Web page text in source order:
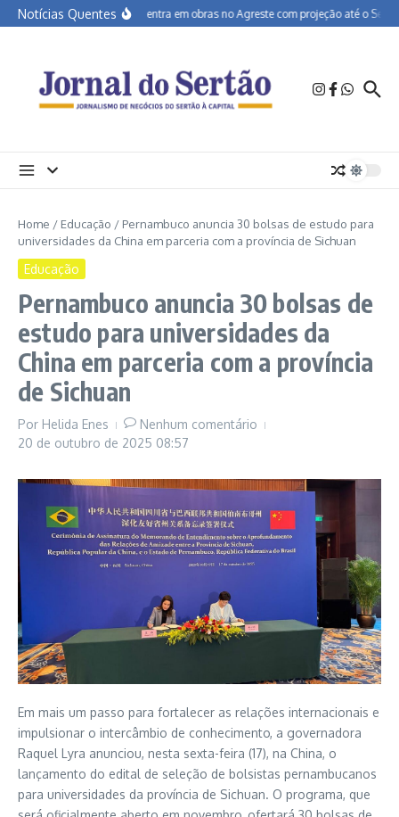
Ir para o conteúdo
Notícias QuentesBR-232 entra em obras no Agreste com projeção até o Sertão
Home / Educação / Pernambuco anuncia 30 bolsas de estudo para
universidades da China em parceria com a província de Sichuan
Educação
Pernambuco anuncia 30 bolsas de
estudo para universidades da
China em parceria com a província
de Sichuan
Por Helida Enes
Nenhum comentário
20 de outubro de 2025 08:57
Em mais um passo para fortalecer as relações internacionais e
impulsionar o intercâmbio de conhecimento, a governadora
Raquel Lyra anunciou, nesta sexta-feira (17), na China, o
lançamento do edital de seleção de bolsistas pernambucanos
para universidades da província de Sichuan. O programa, que